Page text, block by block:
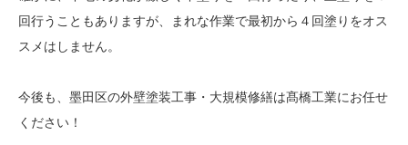
回行うこともありますが、まれな作業で最初から４回塗りをオス
スメはしません。
今後も、墨田区の外壁塗装工事・大規模修繕は髙橋工業にお任せ
ください！